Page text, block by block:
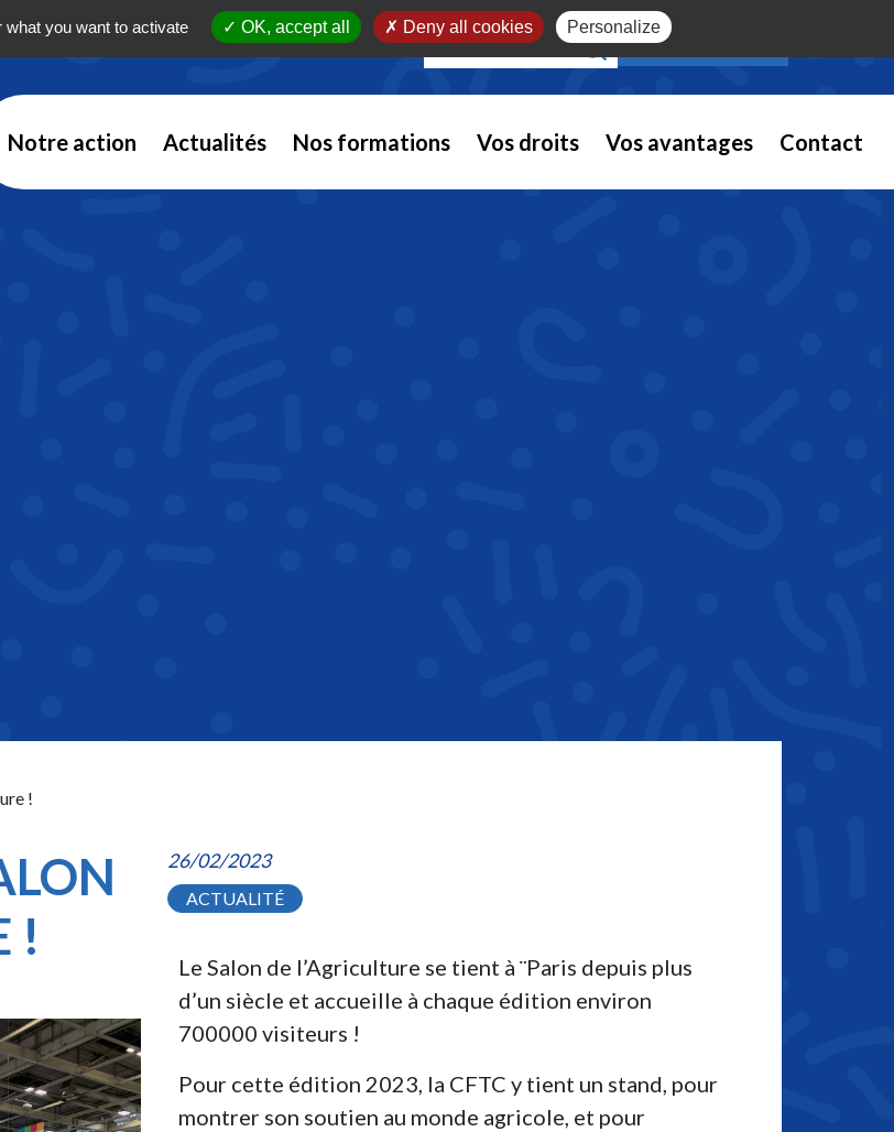
NOUS REJOINDRE
Notre action Actualités Nos formations Vos droits Vos avantages Contact
!
!
26/02/2023
ACTUALITÉ
Le Salon de l’Agriculture se tient à ¨Paris depuis plus
d’un siècle et accueille à chaque édition environ
700000 visiteurs !
Pour cette édition 2023, la CFTC y tient un stand, pour
montrer son soutien au monde agricole, et pour
you want to activate OK, accept all Deny all cookies Personalize